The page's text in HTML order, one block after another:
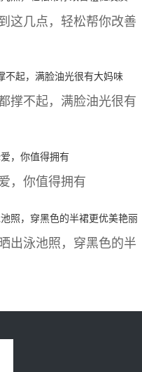
这几点，轻松帮你改善
撑不起，满脸油光很有
，你值得拥有
出泳池照，穿黑色的半